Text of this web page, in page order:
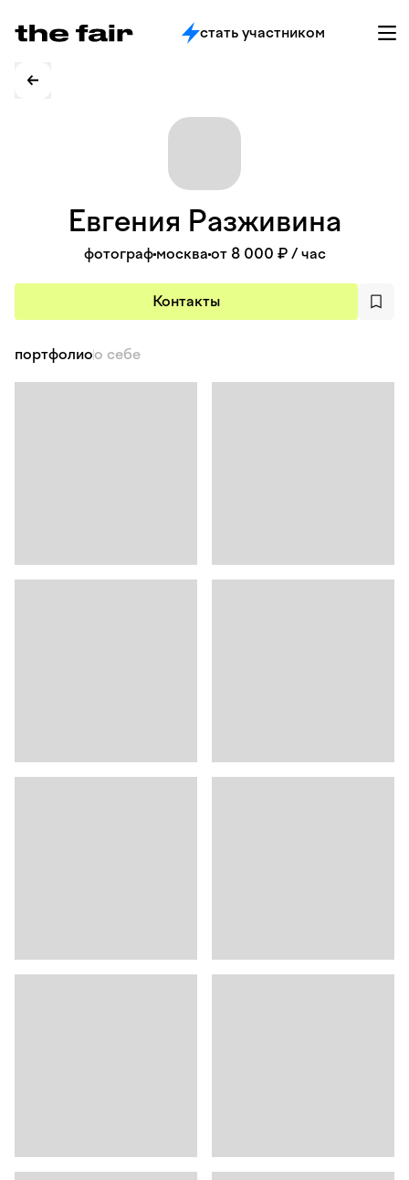
стать участником
Евгения Разживина
фотографмоскваот 8 000 ₽/ час
Контакты
портфолиоо себе